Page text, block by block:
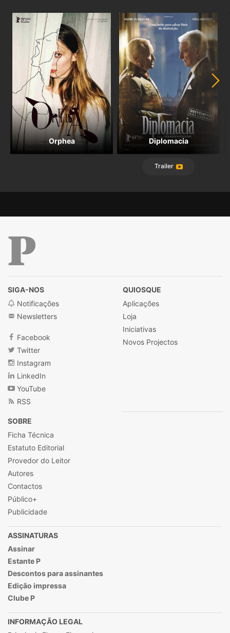
Orphea Diplomacia
Trailer
SIGA-NOS
Notificações
Newsletters
Facebook
Twitter
Instagram
LinkedIn
YouTube
RSS
QUIOSQUE
Aplicações
Loja
Iniciativas
Novos Projectos
SOBRE
Ficha Técnica
Estatuto Editorial
Provedor do Leitor
Autores
Contactos
Público+
Publicidade
ASSINATURAS
Assinar
Estante P
Descontos para assinantes
Edição impressa
Clube P
INFORMAÇÃO LEGAL